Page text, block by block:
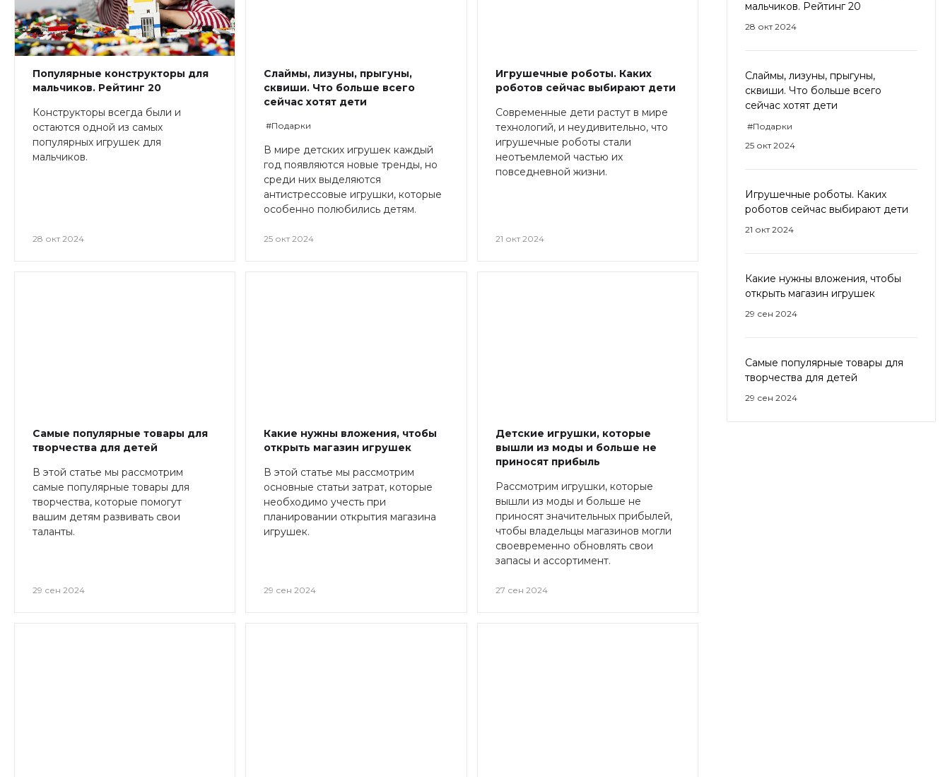
мальчиков. Рейтинг 20
28 окт 2024
Слаймы, лизуны, прыгуны,
сквиши. Что больше всего
сейчас хотят дети
#Подарки
25 окт 2024
Игрушечные роботы. Каких
роботов сейчас выбирают дети
21 окт 2024
Какие нужны вложения, чтобы
открыть магазин игрушек
29 сен 2024
Самые популярные товары для
творчества для детей
29 сен 2024
Популярные конструкторы для
мальчиков. Рейтинг 20
Конструкторы всегда были и
остаются одной из самых
популярных игрушек для
мальчиков.
28 окт 2024
Слаймы, лизуны, прыгуны,
сквиши. Что больше всего
сейчас хотят дети
#Подарки
В мире детских игрушек каждый
год появляются новые тренды, но
среди них выделяются
антистрессовые игрушки, которые
особенно полюбились детям.
25 окт 2024
Игрушечные роботы. Каких
роботов сейчас выбирают дети
Современные дети растут в мире
технологий, и неудивительно, что
игрушечные роботы стали
неотъемлемой частью их
повседневной жизни.
21 окт 2024
Самые популярные товары для
творчества для детей
В этой статье мы рассмотрим
самые популярные товары для
творчества, которые помогут
вашим детям развивать свои
таланты.
29 сен 2024
Какие нужны вложения, чтобы
открыть магазин игрушек
В этой статье мы рассмотрим
основные статьи затрат, которые
необходимо учесть при
планировании открытия магазина
игрушек.
29 сен 2024
Детские игрушки, которые
вышли из моды и больше не
приносят прибыль
Рассмотрим игрушки, которые
вышли из моды и больше не
приносят значительных прибылей,
чтобы владельцы магазинов могли
своевременно обновлять свои
запасы и ассортимент.
27 сен 2024